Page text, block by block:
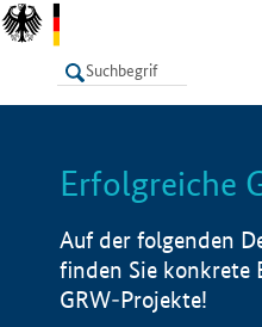
LISTE
Erfolgreiche
Auf der folgenden
finden Sie konkrete
GRW-Projekte!